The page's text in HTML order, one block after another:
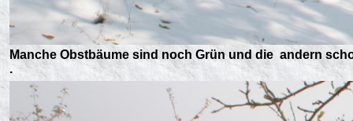
Manche Obstbäume sind noch Grün und die andern
.